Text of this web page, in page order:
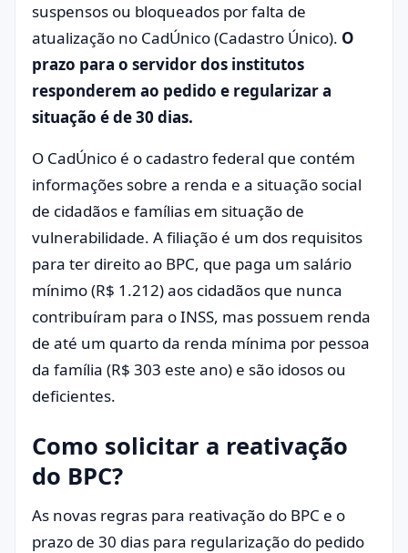
suspensos ou bloqueados por falta de
atualização no CadÚnico (Cadastro Único). O
prazo para o servidor dos institutos
responderem ao pedido e regularizar a
situação é de 30 dias.
O CadÚnico é o cadastro federal que contém
informações sobre a renda e a situação social
de cidadãos e famílias em situação de
vulnerabilidade. A filiação é um dos requisitos
para ter direito ao BPC, que paga um salário
mínimo (R$ 1.212) aos cidadãos que nunca
contribuíram para o INSS, mas possuem renda
de até um quarto da renda mínima por pessoa
da família (R$ 303 este ano) e são idosos ou
deficientes.
Como solicitar a reativação
do BPC?
As novas regras para reativação do BPC e o
prazo de 30 dias para regularização do pedido